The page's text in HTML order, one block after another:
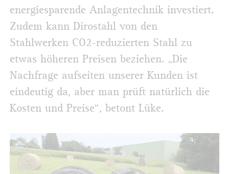
energiesparende Anlagentechnik investiert.
Zudem kann Dirostahl von den
Stahlwerken CO2-reduzierten Stahl zu
etwas höheren Preisen beziehen. „Die
Nachfrage aufseiten unserer Kunden ist
eindeutig da, aber man prüft natürlich die
Kosten und Preise“, betont Lüke.